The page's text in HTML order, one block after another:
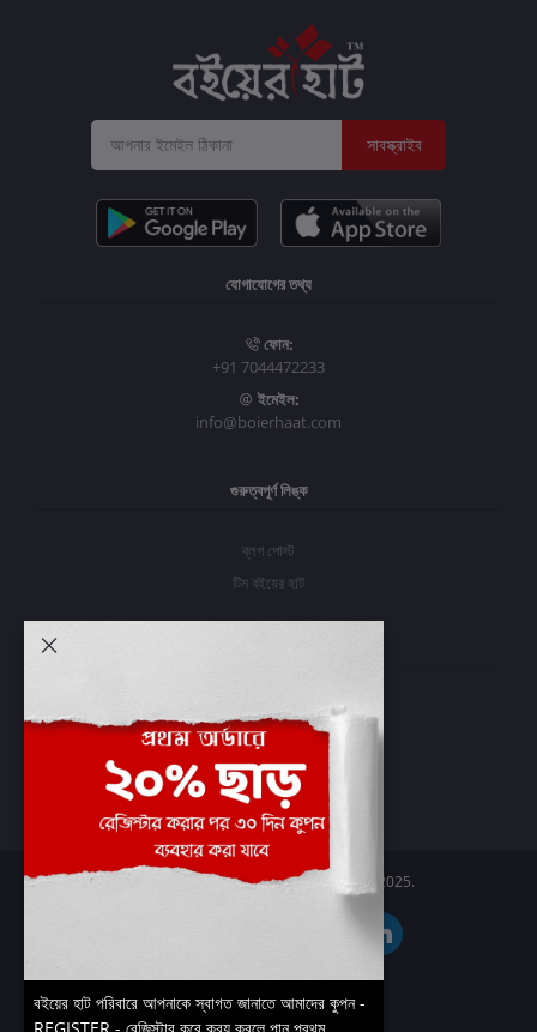
সাবস্ক্রাইব
যোগাযোগের তথ্য
ফোন:
+91 7044472233
ইমেইল:
info@boierhaat.com
গুরুত্বপূর্ণ লিঙ্ক
ব্লগ পোস্ট
টিম বইয়ের হাট
প্রবেশ করুন
অর্ডার ইতিহাস
আমার ইচ্ছাগুলি
অর্ডার ট্র্যাকিং
Boier Haat™ | © All rights reserved 2025.
বইয়ের হাট পরিবারে আপনাকে স্বাগত জানাতে আমাদের কুপন -